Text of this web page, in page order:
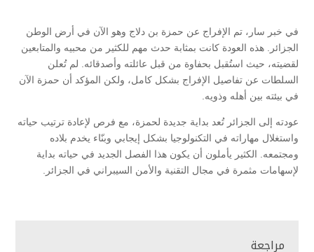
في خبر سار، تم الإفراج عن حمزة بن دلاج وهو الآن في أرض الوطن
الجزائر. هذه العودة كانت بمثابة حدث مهم للكثير من محبيه والمتابعين
لقضيته، حيث استُقبل بحفاوة من قبل عائلته وأصدقائه. لم تُعلن
السلطات عن تفاصيل الإفراج بشكل كامل، ولكن المؤكد أن حمزة الآن
في بيئته بين أهله وذويه.
عودته إلى الجزائر تُعد بداية جديدة لحمزة، مع فرص لإعادة ترتيب حياته
واستغلال مهاراته في التكنولوجيا بشكل إيجابي وبنّاء يخدم بلاده
ومجتمعه. الكثير يأملون أن يكون هذا الفصل الجديد في حياته بداية
لإسهامات مثمرة في مجال التقنية والأمن السيبراني في الجزائر.
مراجعة